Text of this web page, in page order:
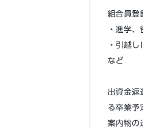
組合員登
・進学
・引越し
など
出資金返
る卒業予
案内物の